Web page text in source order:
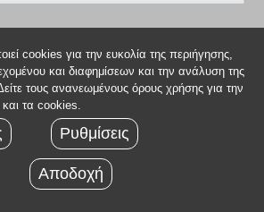
cookies για την ευκολία της περιήγησης,
και διαφημίσεων και την ανάλυση της
τους ανανεωμένους όρους χρήσης για την
τα cookies.
Ρυθμίσεις
Αποδοχή